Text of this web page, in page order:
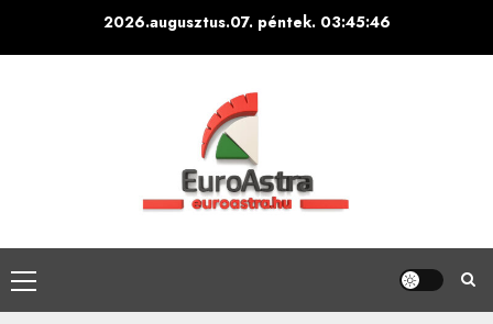
2026.augusztus.07. péntek. 03:45:47
Primary
Menu